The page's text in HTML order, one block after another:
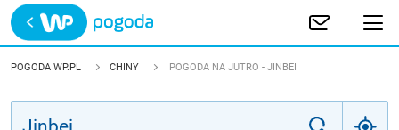
Trwa ładowanie
POLSKA
POGODA WP.PL CHINY POGODA NA JUTRO - JINBEI